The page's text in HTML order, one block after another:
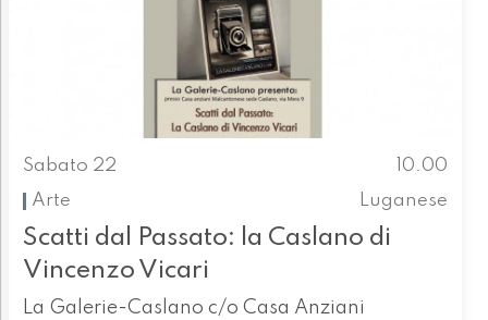
Sabato 22
10.00
Arte
Luganese
Scatti dal Passato: la Caslano di
Vincenzo Vicari
La Galerie-Caslano c/o Casa Anziani